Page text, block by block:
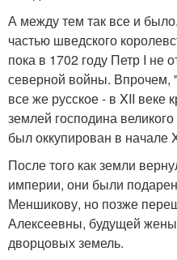
А между тем так все и
частью шведского
пока в 1702 году Петр I не
северной войны. Впрочем,
все же русское - в XII веке
землей господина
был оккупирован в начале
После того как земли
империи, они были
Меншикову, но позже
Алексеевны, будущей жены
дворцовых земель.